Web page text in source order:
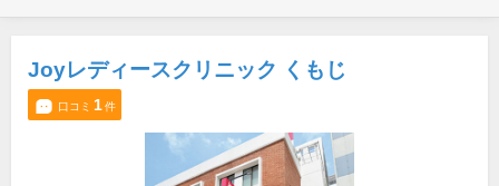
Joyレディースクリニック くもじ
口コミ 1件